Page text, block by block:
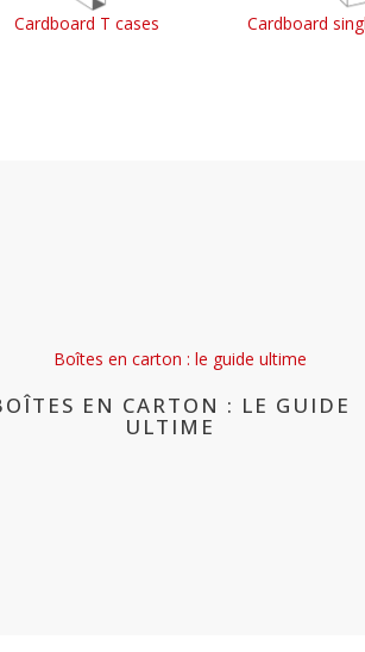
Cardboard T cases Cardboard
EN CARTON : LE GUIDE
ULTIME